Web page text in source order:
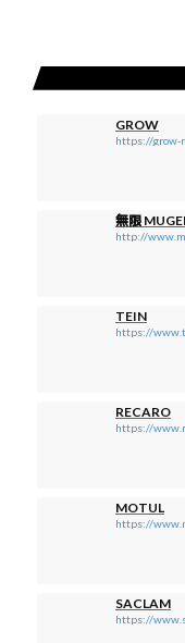
GROW
https://grow-
無限
http://
TEIN
https://
RECARO
https://
MOTUL
https://
SACLAM
https://